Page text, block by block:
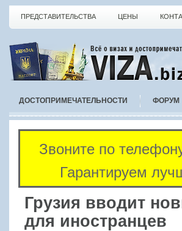
ПРЕДСТАВИТЕЛЬСТВА ЦЕНЫ
ДОСТОПРИМЕЧАТЕЛЬНОСТИ ФОРУМ
Звоните по
Гарантируем
Грузия вводит
для иностранцев